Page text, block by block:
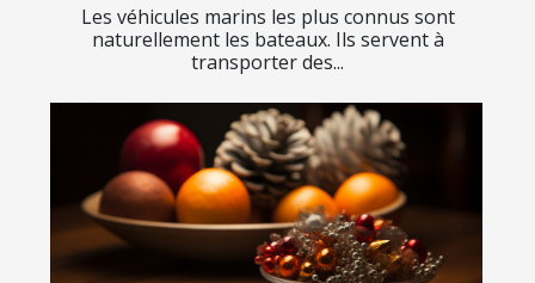
Les véhicules marins les plus connus sont
naturellement les bateaux. Ils servent à
transporter des...